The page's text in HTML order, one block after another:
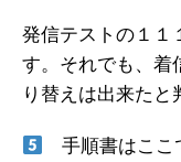
発信テストの１１
す。それでも、着
り替えは出来たと
手順書はここ